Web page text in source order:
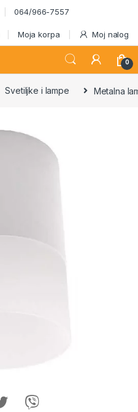
064/966-7557
Moja korpa Moj nalog
0
Svetiljke i lampe Metalna